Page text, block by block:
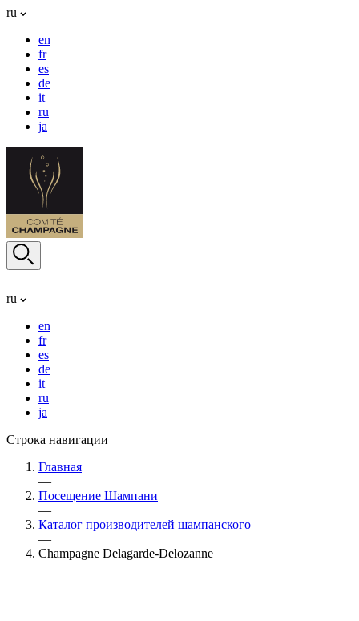
ru
en
fr
es
de
it
ru
ja
ru
en
fr
es
de
it
ru
ja
Строка навигации
Главная
—
Посещение Шампани
—
Каталог производителей шампанского
—
Champagne Delagarde-Delozanne